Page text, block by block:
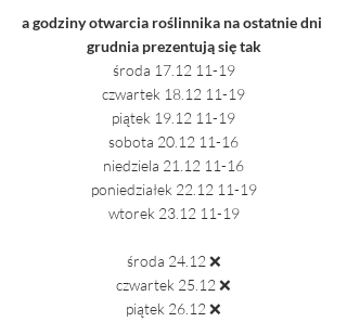
a godziny otwarcia roślinnika na ostatnie dni
grudnia prezentują się tak
środa 17.12 11-19
czwartek 18.12 11-19
piątek 19.12 11-19
sobota 20.12 11-16
niedziela 21.12 11-16
poniedziałek 22.12 11-19
wtorek 23.12 11-19
środa 24.12 ❌
czwartek 25.12 ❌
piątek 26.12 ❌